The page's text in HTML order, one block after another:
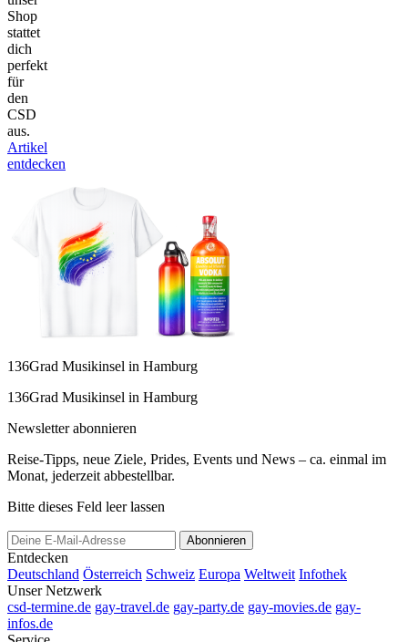
Shop
stattet
dich
perfekt
für
den
CSD
aus.
Artikel
entdecken
136Grad Musikinsel in Hamburg
136Grad Musikinsel in Hamburg
Newsletter abonnieren
Reise-Tipps, neue Ziele, Prides, Events und News – ca. einmal im
Monat, jederzeit abbestellbar.
Bitte dieses Feld leer lassen
Abonnieren
Entdecken
Deutschland Österreich Schweiz Europa Weltweit Infothek
Unser Netzwerk
csd-termine.de gay-travel.de gay-party.de gay-movies.de gay-
infos.de